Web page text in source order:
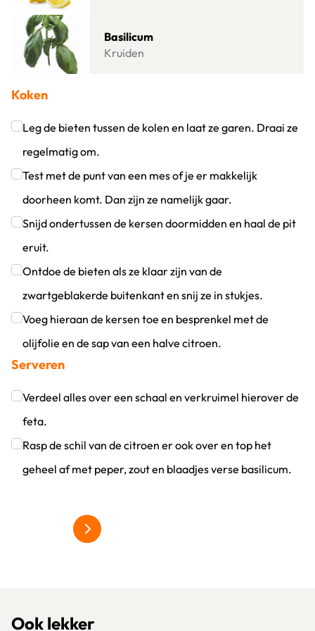
Basilicum
Kruiden
Lees meer over Basilicum
Koken
Leg de bieten tussen de kolen en laat ze garen. Draai ze
regelmatig om.
Klik om dit selectievakje aan te vinken
Test met de punt van een mes of je er makkelijk
doorheen komt. Dan zijn ze namelijk gaar.
Klik om dit selectievakje aan te vinken
Snijd ondertussen de kersen doormidden en haal de pit
eruit.
Klik om dit selectievakje aan te vinken
Ontdoe de bieten als ze klaar zijn van de
zwartgeblakerde buitenkant en snij ze in stukjes.
Klik om dit selectievakje aan te vinken
Voeg hieraan de kersen toe en besprenkel met de
olijfolie en de sap van een halve citroen.
Klik om dit selectievakje aan te vinken
Serveren
Verdeel alles over een schaal en verkruimel hierover de
feta.
Klik om dit selectievakje aan te vinken
Rasp de schil van de citroen er ook over en top het
geheel af met peper, zout en blaadjes verse basilicum.
Alles over grillgroentes
Ook lekker